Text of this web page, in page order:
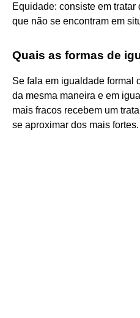
Equidade: consiste em
que não se encontram em
Quais as formas de
Se fala em igualdade formal
da mesma maneira e em
mais fracos recebem um
se aproximar dos mais fortes.